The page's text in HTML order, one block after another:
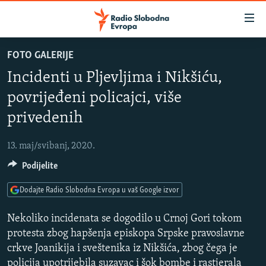
na
glavni
sadržaj
Pređite
na
navigaciju
Pređite
na
pretragu
BOSNA I HERCEGOVINA
SRBIJA
KOSOVO
CRNA GORA
VIZUELNO
VIDEO
FOTOGALERIJE
INFOGRAFIKE
PODCASTI
RAT U UKRAJINI
KINA NA BALKANU
RSE PRIČE IZ SVIJETA
FOTO GALERIJE
Incidenti u Pljevljima i Nikšiću,
povrijeđeni policajci, više
privedenih
13. maj/svibanj, 2020.
Nekoliko incidenata se dogodilo u Crnoj Gori tokom
protesta zbog hapšenja episkopa Srpske pravoslavne
crkve Joanikija i sveštenika iz Nikšića, zbog čega je
policija upotrijebila suzavac i šok bombe i rastjerala
Podijelite
Dodajte Radio Slobodna Evropa u vaš Google izvor
SLUŠAJTE
Spotify
YouTube
Pratite